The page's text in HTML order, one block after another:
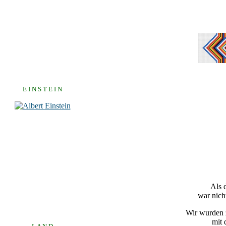
E I N S T E I N
Als
war
Wir wurden
mit